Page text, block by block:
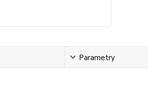
Parametry